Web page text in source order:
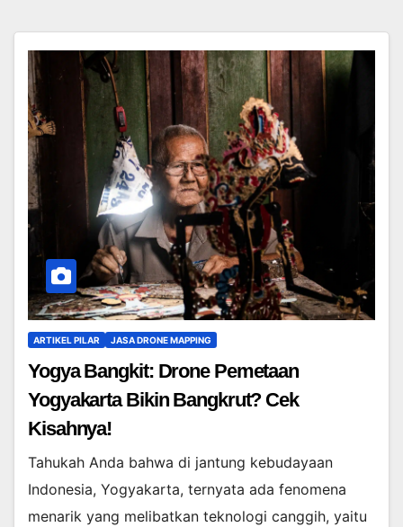
ARTIKEL PILAR JASA DRONE MAPPING
Yogya Bangkit: Drone Pemetaan
Yogyakarta Bikin Bangkrut? Cek
Kisahnya!
Tahukah Anda bahwa di jantung kebudayaan
Indonesia, Yogyakarta, ternyata ada fenomena
menarik yang melibatkan teknologi canggih, yaitu